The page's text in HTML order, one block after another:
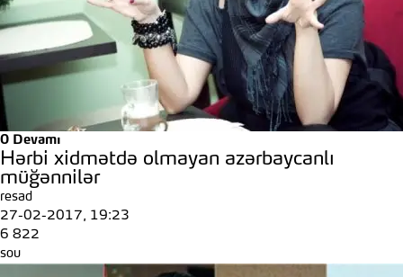
0 Devamı
Hərbi xidmətdə olmayan azərbaycanlı
müğənnilər
resad
27-02-2017, 19:23
6 822
sou